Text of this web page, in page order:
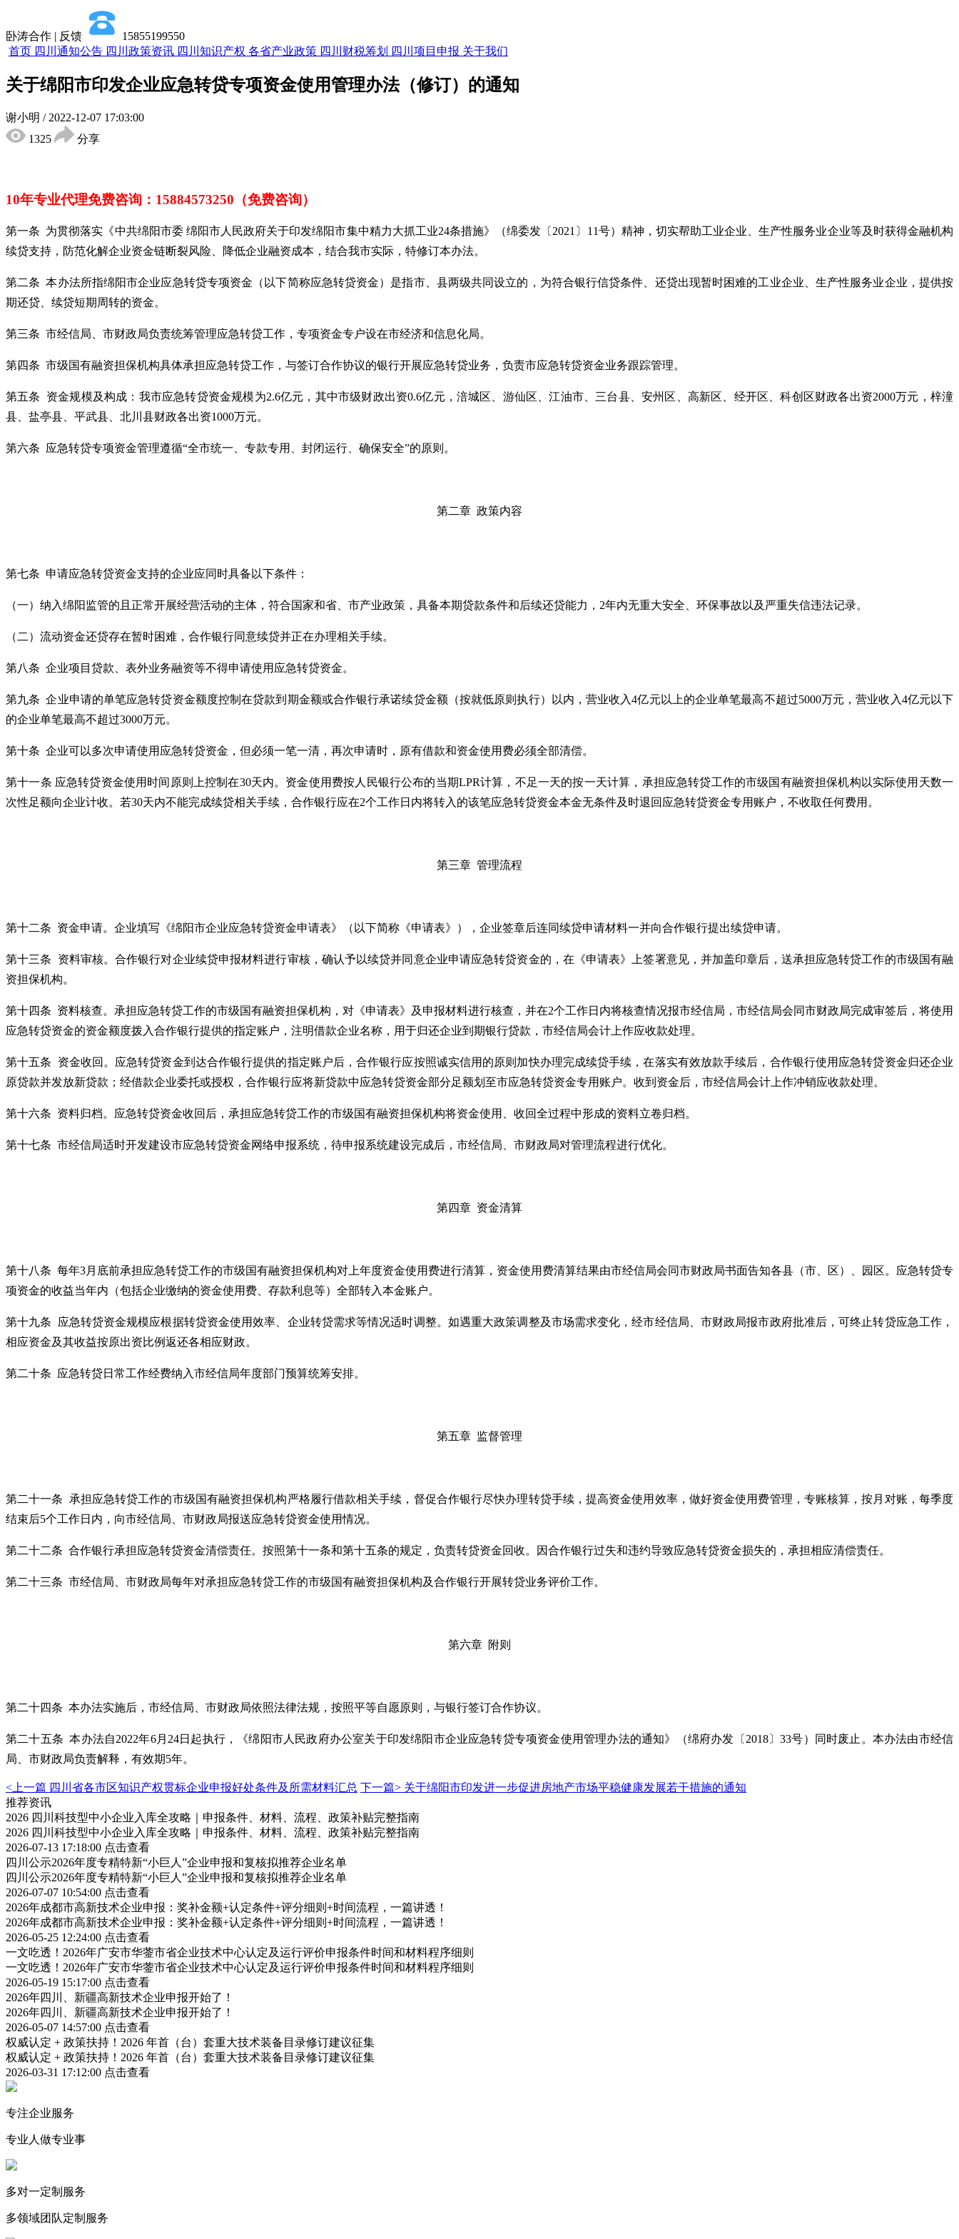
卧涛合作 | 反馈
15855199550
首页 四川通知公告 四川政策资讯 四川知识产权 各省产业政策 四川财税筹划 四川项目申报 关于我们
关于绵阳市印发企业应急转贷专项资金使用管理办法（修订）的通知
谢小明 / 2022-12-07 17:03:00
1325
分享
10年专业代理免费咨询 ： 15884573250（免费咨询）
第一条 为贯彻落实《中共绵阳市委 绵阳市人民政府关于印发绵阳市集中精力大抓工业24条措施》（绵委发〔2021〕11号）精神，切实帮助工业企业、生产性服务业企业等及时获得金融机构
续贷支持，防范化解企业资金链断裂风险、降低企业融资成本，结合我市实际，特修订本办法。
第二条 本办法所指绵阳市企业应急转贷专项资金（以下简称应急转贷资金）是指市、县两级共同设立的，为符合银行信贷条件、还贷出现暂时困难的工业企业、生产性服务业企业，提供按
期还贷、续贷短期周转的资金。
第三条 市经信局、市财政局负责统筹管理应急转贷工作，专项资金专户设在市经济和信息化局。
第四条 市级国有融资担保机构具体承担应急转贷工作，与签订合作协议的银行开展应急转贷业务，负责市应急转贷资金业务跟踪管理。
第五条 资金规模及构成：我市应急转贷资金规模为2.6亿元，其中市级财政出资0.6亿元，涪城区、游仙区、江油市、三台县、安州区、高新区、经开区、科创区财政各出资2000万元，梓潼
县、盐亭县、平武县、北川县财政各出资1000万元。
第六条 应急转贷专项资金管理遵循“全市统一、专款专用、封闭运行、确保安全”的原则。
第二章 政策内容
第七条 申请应急转贷资金支持的企业应同时具备以下条件：
（一）纳入绵阳监管的且正常开展经营活动的主体，符合国家和省、市产业政策，具备本期贷款条件和后续还贷能力，2年内无重大安全、环保事故以及严重失信违法记录。
（二）流动资金还贷存在暂时困难，合作银行同意续贷并正在办理相关手续。
第八条 企业项目贷款、表外业务融资等不得申请使用应急转贷资金。
第九条 企业申请的单笔应急转贷资金额度控制在贷款到期金额或合作银行承诺续贷金额（按就低原则执行）以内，营业收入4亿元以上的企业单笔最高不超过5000万元，营业收入4亿元以下
的企业单笔最高不超过3000万元。
第十条 企业可以多次申请使用应急转贷资金，但必须一笔一清，再次申请时，原有借款和资金使用费必须全部清偿。
第十一条 应急转贷资金使用时间原则上控制在30天内。资金使用费按人民银行公布的当期LPR计算，不足一天的按一天计算，承担应急转贷工作的市级国有融资担保机构以实际使用天数一
次性足额向企业计收。若30天内不能完成续贷相关手续，合作银行应在2个工作日内将转入的该笔应急转贷资金本金无条件及时退回应急转贷资金专用账户，不收取任何费用。
第三章 管理流程
第十二条 资金申请。企业填写《绵阳市企业应急转贷资金申请表》（以下简称《申请表》），企业签章后连同续贷申请材料一并向合作银行提出续贷申请。
第十三条 资料审核。合作银行对企业续贷申报材料进行审核，确认予以续贷并同意企业申请应急转贷资金的，在《申请表》上签署意见，并加盖印章后，送承担应急转贷工作的市级国有融
资担保机构。
第十四条 资料核查。承担应急转贷工作的市级国有融资担保机构，对《申请表》及申报材料进行核查，并在2个工作日内将核查情况报市经信局，市经信局会同市财政局完成审签后，将使用
应急转贷资金的资金额度拨入合作银行提供的指定账户，注明借款企业名称，用于归还企业到期银行贷款，市经信局会计上作应收款处理。
第十五条 资金收回。应急转贷资金到达合作银行提供的指定账户后，合作银行应按照诚实信用的原则加快办理完成续贷手续，在落实有效放款手续后，合作银行使用应急转贷资金归还企业
原贷款并发放新贷款；经借款企业委托或授权，合作银行应将新贷款中应急转贷资金部分足额划至市应急转贷资金专用账户。收到资金后，市经信局会计上作冲销应收款处理。
第十六条 资料归档。应急转贷资金收回后，承担应急转贷工作的市级国有融资担保机构将资金使用、收回全过程中形成的资料立卷归档。
第十七条 市经信局适时开发建设市应急转贷资金网络申报系统，待申报系统建设完成后，市经信局、市财政局对管理流程进行优化。
第四章 资金清算
第十八条 每年3月底前承担应急转贷工作的市级国有融资担保机构对上年度资金使用费进行清算，资金使用费清算结果由市经信局会同市财政局书面告知各县（市、区）、园区。应急转贷专
项资金的收益当年内（包括企业缴纳的资金使用费、存款利息等）全部转入本金账户。
第十九条 应急转贷资金规模应根据转贷资金使用效率、企业转贷需求等情况适时调整。如遇重大政策调整及市场需求变化，经市经信局、市财政局报市政府批准后，可终止转贷应急工作，
相应资金及其收益按原出资比例返还各相应财政。
第二十条 应急转贷日常工作经费纳入市经信局年度部门预算统筹安排。
第五章 监督管理
第二十一条 承担应急转贷工作的市级国有融资担保机构严格履行借款相关手续，督促合作银行尽快办理转贷手续，提高资金使用效率，做好资金使用费管理，专账核算，按月对账，每季度
结束后5个工作日内，向市经信局、市财政局报送应急转贷资金使用情况。
第二十二条 合作银行承担应急转贷资金清偿责任。按照第十一条和第十五条的规定，负责转贷资金回收。因合作银行过失和违约导致应急转贷资金损失的，承担相应清偿责任。
第二十三条 市经信局、市财政局每年对承担应急转贷工作的市级国有融资担保机构及合作银行开展转贷业务评价工作。
第六章 附则
第二十四条 本办法实施后，市经信局、市财政局依照法律法规，按照平等自愿原则，与银行签订合作协议。
第二十五条 本办法自2022年6月24日起执行，《绵阳市人民政府办公室关于印发绵阳市企业应急转贷专项资金使用管理办法的通知》（绵府办发〔2018〕33号）同时废止。本办法由市经信
局、市财政局负责解释，有效期5年。
<上一篇 四川省各市区知识产权贯标企业申报好处条件及所需材料汇总 下一篇> 关于绵阳市印发进一步促进房地产市场平稳健康发展若干措施的通知
推荐资讯
2026 四川科技型中小企业入库全攻略｜申报条件、材料、流程、政策补贴完整指南
2026 四川科技型中小企业入库全攻略｜申报条件、材料、流程、政策补贴完整指南
2026-07-13 17:18:00 点击查看
四川公示2026年度专精特新“小巨人”企业申报和复核拟推荐企业名单
四川公示2026年度专精特新“小巨人”企业申报和复核拟推荐企业名单
2026-07-07 10:54:00 点击查看
2026年成都市高新技术企业申报：奖补金额+认定条件+评分细则+时间流程，一篇讲透！
2026年成都市高新技术企业申报：奖补金额+认定条件+评分细则+时间流程，一篇讲透！
2026-05-25 12:24:00 点击查看
一文吃透！2026年广安市华蓥市省企业技术中心认定及运行评价申报条件时间和材料程序细则
一文吃透！2026年广安市华蓥市省企业技术中心认定及运行评价申报条件时间和材料程序细则
2026-05-19 15:17:00 点击查看
2026年四川、新疆高新技术企业申报开始了！
2026年四川、新疆高新技术企业申报开始了！
2026-05-07 14:57:00 点击查看
权威认定 + 政策扶持！2026 年首（台）套重大技术装备目录修订建议征集
权威认定 + 政策扶持！2026 年首（台）套重大技术装备目录修订建议征集
2026-03-31 17:12:00 点击查看
专注企业服务
专业人做专业事
多对一定制服务
多领域团队定制服务